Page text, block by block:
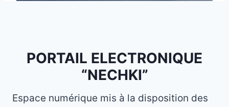
PORTAIL ELECTRONIQUE
“NECHKI”
Espace numérique mis à la disposition des